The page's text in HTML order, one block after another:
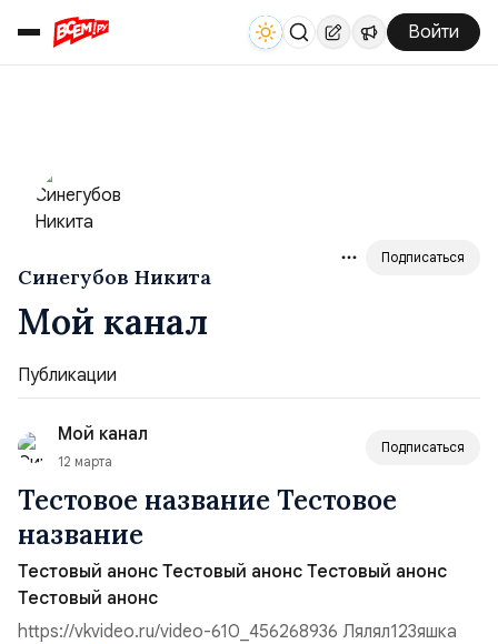
Войти
Синегубов Никита
Подписаться
Мой канал
Публикации
Мой канал
12 марта
Подписаться
Тестовое название Тестовое
название
Тестовый анонс Тестовый анонс Тестовый анонс
Тестовый анонс
https://vkvideo.ru/video-610_456268936 Лялял123яшка